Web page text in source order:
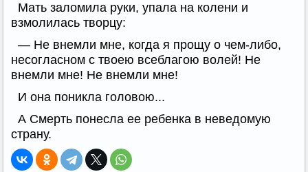
Мать заломила руки, упала на колени и
взмолилась творцу:
— Не внемли мне, когда я прощу о чем-либо,
несогласном с твоею всеблагою волей! Не
внемли мне! Не внемли мне!
И она поникла головою...
А Смерть понесла ее ребенка в неведомую
страну.